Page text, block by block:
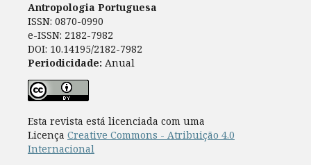
Antropologia Portuguesa
ISSN: 0870-0990
e-ISSN: 2182-7982
DOI: 10.14195/2182-7982
Periodicidade: Anual
Esta revista está licenciada com uma
Licença Creative Commons - Atribuição 4.0
Internacional